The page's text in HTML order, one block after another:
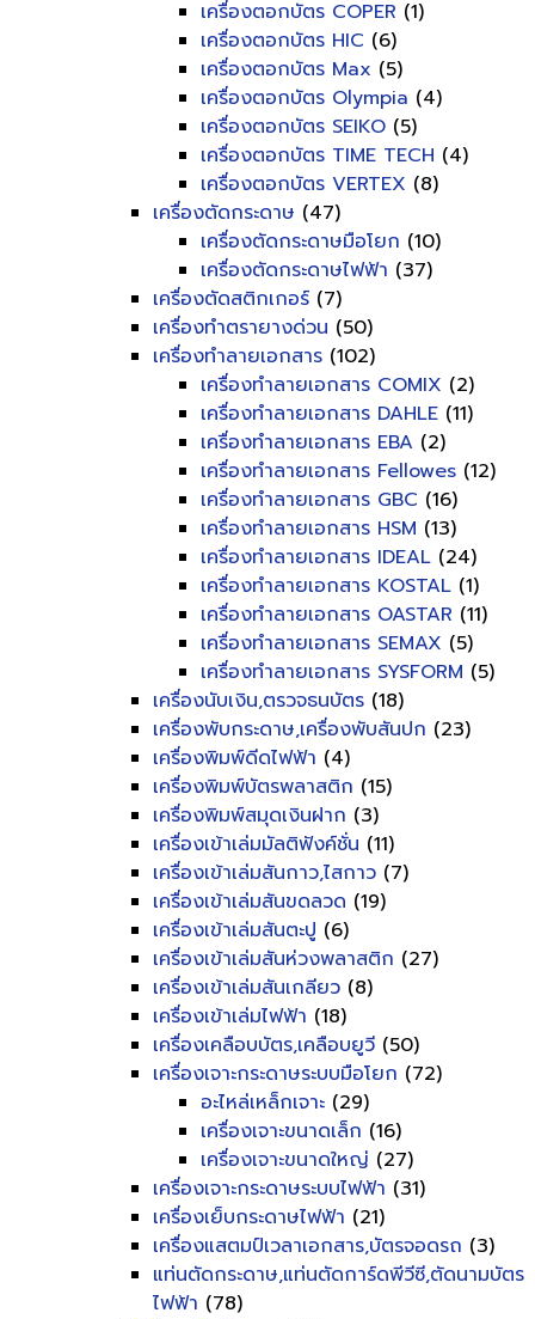
เครื่องตอกบัตร COPER (1)
เครื่องตอกบัตร HIC (6)
เครื่องตอกบัตร Max (5)
เครื่องตอกบัตร Olympia (4)
เครื่องตอกบัตร SEIKO (5)
เครื่องตอกบัตร TIME TECH (4)
เครื่องตอกบัตร VERTEX (8)
เครื่องตัดกระดาษ (47)
เครื่องตัดกระดาษมือโยก (10)
เครื่องตัดกระดาษไฟฟ้า (37)
เครื่องตัดสติกเกอร์ (7)
เครื่องทำตรายางด่วน (50)
เครื่องทำลายเอกสาร (102)
เครื่องทำลายเอกสาร COMIX (2)
เครื่องทำลายเอกสาร DAHLE (11)
เครื่องทำลายเอกสาร EBA (2)
เครื่องทำลายเอกสาร Fellowes (12)
เครื่องทำลายเอกสาร GBC (16)
เครื่องทำลายเอกสาร HSM (13)
เครื่องทำลายเอกสาร IDEAL (24)
เครื่องทำลายเอกสาร KOSTAL (1)
เครื่องทำลายเอกสาร OASTAR (11)
เครื่องทำลายเอกสาร SEMAX (5)
เครื่องทำลายเอกสาร SYSFORM (5)
เครื่องนับเงิน,ตรวจธนบัตร (18)
เครื่องพับกระดาษ,เครื่องพับสันปก (23)
เครื่องพิมพ์ดีดไฟฟ้า (4)
เครื่องพิมพ์บัตรพลาสติก (15)
เครื่องพิมพ์สมุดเงินฝาก (3)
เครื่องเข้าเล่มมัลติฟังค์ชั่น (11)
เครื่องเข้าเล่มสันกาว,ไสกาว (7)
เครื่องเข้าเล่มสันขดลวด (19)
เครื่องเข้าเล่มสันตะปู (6)
เครื่องเข้าเล่มสันห่วงพลาสติก (27)
เครื่องเข้าเล่มสันเกลียว (8)
เครื่องเข้าเล่มไฟฟ้า (18)
เครื่องเคลือบบัตร,เคลือบยูวี (50)
เครื่องเจาะกระดาษระบบมือโยก (72)
อะไหล่เหล็กเจาะ (29)
เครื่องเจาะขนาดเล็ก (16)
เครื่องเจาะขนาดใหญ่ (27)
เครื่องเจาะกระดาษระบบไฟฟ้า (31)
เครื่องเย็บกระดาษไฟฟ้า (21)
เครื่องแสตมป์เวลาเอกสาร,บัตรจอดรถ (3)
แท่นตัดกระดาษ,แท่นตัดการ์ดพีวีซี,ตัดนามบัตร
ไฟฟ้า (78)